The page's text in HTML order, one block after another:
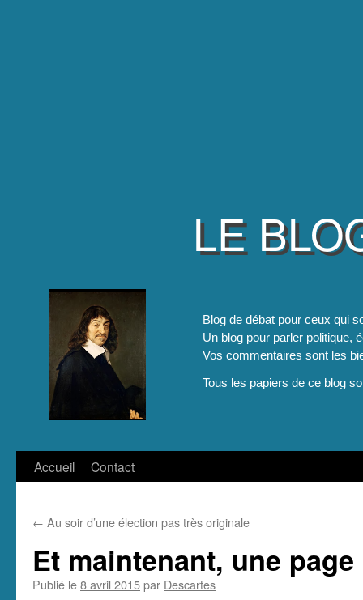
LE
Blog de débat pour ceux qui
Un blog pour parler politique,
Vos commentaires sont les
Tous les papiers de ce blog
Aller
contenu
Accueil Contact
← Au soir d’une élection pas très originale
Et maintenant, une
Publié le8 avril 2015par Descartes